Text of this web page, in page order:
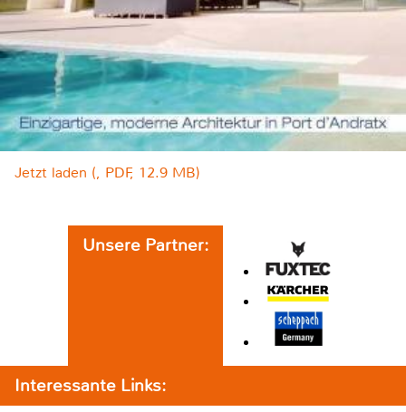
Jetzt laden (, PDF, 12.9 MB)
Unsere Partner:
Interessante Links: